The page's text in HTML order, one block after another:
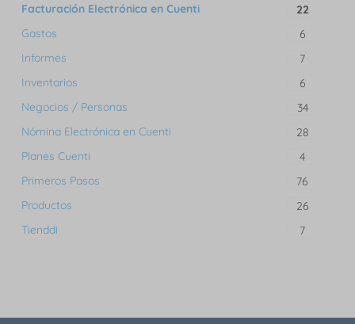
Facturación Electrónica en Cuenti
22
Gastos
6
Informes
7
Inventarios
6
Negocios / Personas
34
Nómina Electrónica en Cuenti
28
Planes Cuenti
4
Primeros Pasos
76
Productos
26
Tienddi
7